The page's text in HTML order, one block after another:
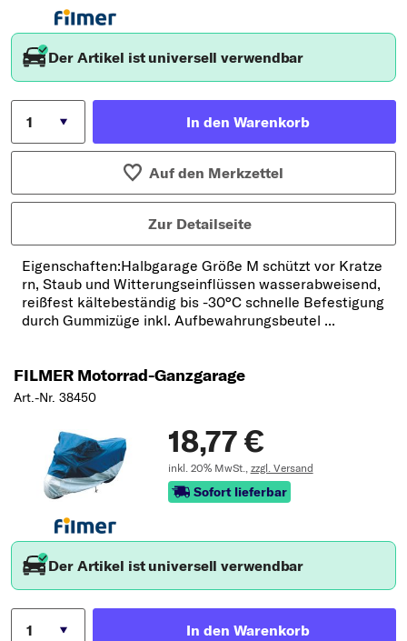
Der Artikel ist universell verwendbar
In den Warenkorb
Auf den Merkzettel
Zur Detailseite
Eigenschaften:Halbgarage Größe M schützt vor Kratze
rn, Staub und Witterungseinflüssen wasserabweisend,
reißfest kältebeständig bis -30°C schnelle Befestigung
durch Gummizüge inkl. Aufbewahrungsbeutel ...
FILMER Motorrad-Ganzgarage
Art.-Nr. 38450
18,77 €
inkl. 20% MwSt., zzgl. Versand
Sofort lieferbar
Der Artikel ist universell verwendbar
In den Warenkorb